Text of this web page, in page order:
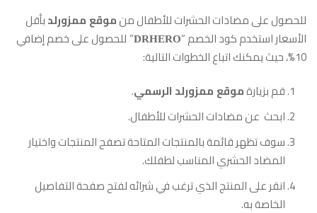
للحصول على مضادات الحشرات للأطفال من موقع ممزورلد بأقل
الأسعار استخدم كود الخصم “DRHERO
“ للحصول على خصم إضافي
10%، حيث يمكنك اتباع الخطوات التالية:
قم بزيارة موقع ممزورلد الرسمي.
ابحث عن مضادات الحشرات للأطفال.
سوف تظهر قائمة بالمنتجات المتاحة تصفح المنتجات واختيار
المضاد الحشري المناسب لطفلك.
انقر على المنتج الذي ترغب في شرائه لفتح صفحة التفاصيل
الخاصة به.